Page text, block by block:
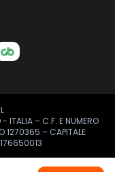
- ITALIA – C.F. E NUMERO
1270365 – CAPITALE